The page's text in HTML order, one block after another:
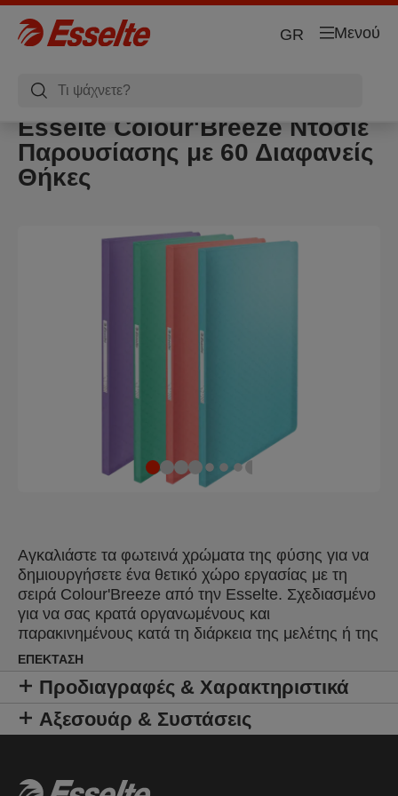
Μενού
GR
Esselte Colour'Breeze Ντοσιέ
Παρουσίασης με 60 Διαφανείς
Θήκες
Αγκαλιάστε τα φωτεινά χρώματα της φύσης για να
δημιουργήσετε ένα θετικό χώρο εργασίας με τη
σειρά Colour'Breeze από την Esselte. Σχεδιασμένο
για να σας κρατά οργανωμένους και
παρακινημένους κατά τη διάρκεια της μελέτης ή της
εργασίας, το μοντέρνο φινίρισμα και τα ήρεμα
χρώματα θα σας κάνουν να ονειρεύεστε την
επόμενη περιπέτειά σας. Το Esselte Colour'Breeze
A4 Ντοσιέ Παρουσίασης είναι ελαφρύ, μπορεί να
χρησιμοποιηθεί για την αποθήκευση και την
ζελατίνες χωρίς οξέα και είναι copy safe, μπορούν
ΕΠΈΚΤΑΣΗ
Προδιαγραφές & Χαρακτηριστικά
Αξεσουάρ & Συστάσεις